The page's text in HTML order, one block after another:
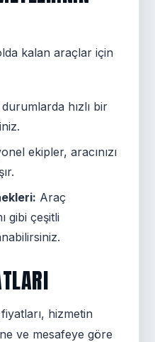
kalan araçlar için
hızlı bir
ekipler, aracınızı
Araç
gibi çeşitli
hizmetin
ve mesafeye göre